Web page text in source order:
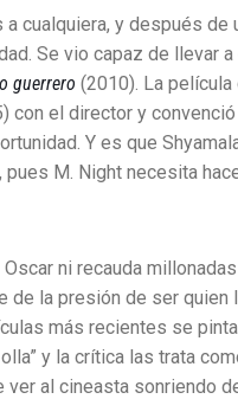
cualquiera, y después
Se vio capaz de llevar
guerrero (2010). La
con el director y
Y es que
M. Night necesita
ni recauda
la presión de ser quien
más recientes se
y la crítica las trata
ver al cineasta sonriendo